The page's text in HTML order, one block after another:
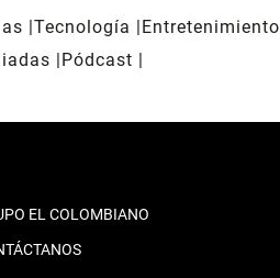
Tecnología Entretenimiento
Pódcast
EL COLOMBIANO